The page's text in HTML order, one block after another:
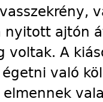
nyitott ajtón
voltak. A
való